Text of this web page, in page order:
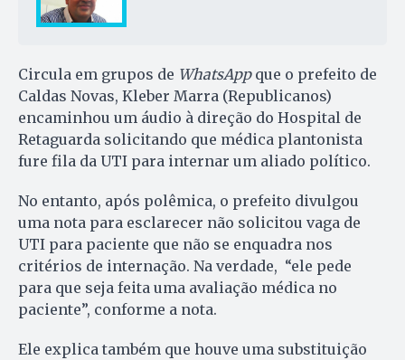
Circula em grupos de WhatsApp que o prefeito de
Caldas Novas, Kleber Marra (Republicanos)
encaminhou um áudio à direção do Hospital de
Retaguarda solicitando que médica plantonista
fure fila da UTI para internar um aliado político.
No entanto, após polêmica, o prefeito divulgou
uma nota para esclarecer não solicitou vaga de
UTI para paciente que não se enquadra nos
critérios de internação. Na verdade, “ele pede
para que seja feita uma avaliação médica no
paciente”, conforme a nota.
Ele explica também que houve uma substituição